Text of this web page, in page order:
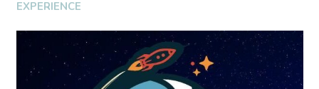
EXPERIENCE